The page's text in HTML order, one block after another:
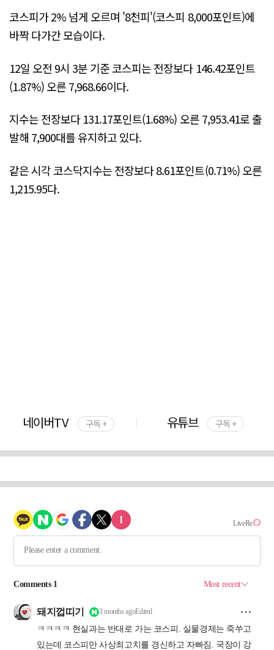
코스피가 2% 넘게 오르며 '8천피'(코스피 8,000포인트)에
바짝 다가간 모습이다.
12일 오전 9시 3분 기준 코스피는 전장보다 146.42포인트
(1.87%) 오른 7,968.66이다.
지수는 전장보다 131.17포인트(1.68%) 오른 7,953.41로 출
발해 7,900대를 유지하고 있다.
같은 시각 코스닥지수는 전장보다 8.61포인트(0.71%) 오른
1,215.95다.
네이버TV 구독 + 유튜브 구독 +